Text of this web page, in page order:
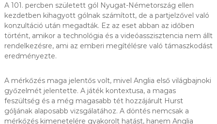
A 101. percben született gól Nyugat-Németország ellen
kezdetben kihagyott gólnak számított, de a partjelzővel való
konzultáció után megadták. Ez az eset abban az időben
történt, amikor a technológia és a videóasszisztencia nem állt
rendelkezésre, ami az emberi megítélésre való támaszkodást
eredményezte.
A mérkőzés maga jelentős volt, mivel Anglia első világbajnoki
győzelmét jelentette. A játék kontextusa, a magas
feszültség és a még magasabb tét hozzájárult Hurst
góljának alaposabb vizsgálatához. A döntés nemcsak a
mérkőzés kimenetelére gyakorolt hatást, hanem Anglia